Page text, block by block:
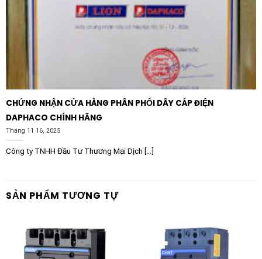
Hệ thống bơm ly tâm và bơm tăng áp:Giúp kiểm
soát lưu lượng tăng dần đều, bảo vệ cánh bơm khỏi
mạng lưới cấp thoát nước nhà máy hoặc khu dân cư.
Quạt thông gió và quạt hút bụi công nghiệp:Hỗ trợ
các hệ thống quạt công suất lớn khởi động êm ái,
tránh hiện tượng trượt đai truyền động và giảm
thiểu ứng suất cơ học lên ổ bi.
Hệ thống máy nén khí và máy nén lạnh:
dòng đỉnh khởi động cực đại khi rotor bắt đầu quay,
Băng tải và hệ thống truyền động tuyến tính:
do hiện tượng tăng tốc đột ngột, nâng cao tính an
toàn trong khâu logistics.
CHỨNG NHẬN CỬA HÀNG PHÂN PHỐI DÂY CÁP ĐIỆN
DAPHACO CHÍNH HÃNG
Tháng 11 16, 2025
Công ty TNHH Đầu Tư Thương Mại Dịch [...]
SẢN PHẨM TƯƠNG TỰ